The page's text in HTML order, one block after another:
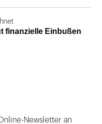
finanzielle Einbußen
Newsletter an